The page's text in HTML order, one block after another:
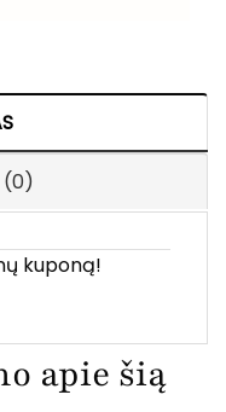
(0)
kuponą!
apie šią